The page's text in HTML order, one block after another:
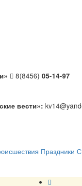
8(8456) 05-14-97
вести»:
Праздники